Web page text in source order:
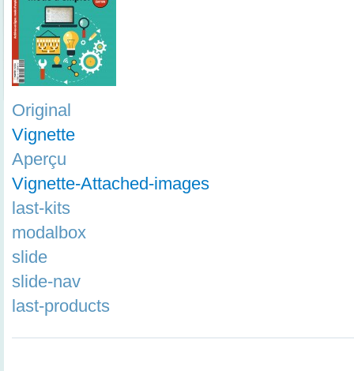
Original
Vignette
Aperçu
Vignette-Attached-images
last-kits
modalbox
slide
slide-nav
last-products